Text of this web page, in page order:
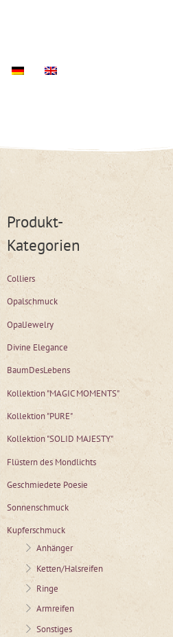
Produkt-
Kategorien
Colliers
Opalschmuck
OpalJewelry
Divine Elegance
BaumDesLebens
Kollektion "MAGIC MOMENTS"
Kollektion "PURE"
Kollektion "SOLID MAJESTY"
Flüstern des Mondlichts
Geschmiedete Poesie
Sonnenschmuck
Kupferschmuck
Anhänger
Ketten/Halsreifen
Ringe
Armreifen
Sonstiges